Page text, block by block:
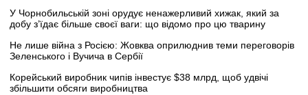
У Чорнобильській зоні орудує ненажерливий хижак, який за
добу з’їдає більше своєї ваги: що відомо про цю тварину
Не лише війна з Росією: Жовква оприлюднив теми переговорів
Зеленського і Вучича в Сербії
Корейський виробник чипів інвестує $38 млрд, щоб удвічі
збільшити обсяги виробництва